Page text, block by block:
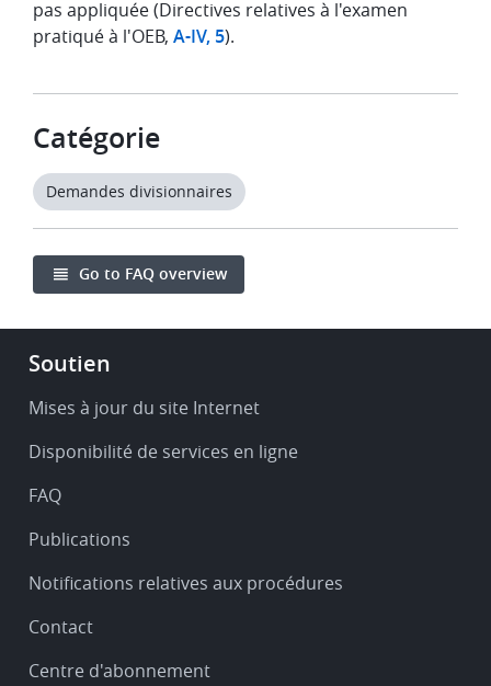
pas appliquée (Directives relatives à l'examen
pratiqué à l'OEB, A-IV, 5).
Catégorie
Demandes divisionnaires
Go to FAQ overview
Footer
Service
support
Soutien
Mises à jour du site Internet
Disponibilité de services en ligne
FAQ
Publications
Notifications relatives aux procédures
Contact
Centre d'abonnement